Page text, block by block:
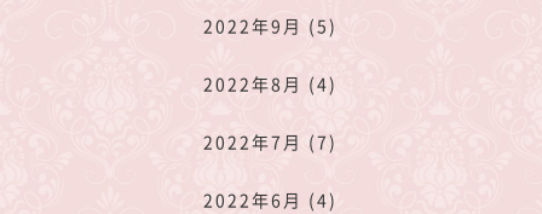
2022年9月 (5)
2022年8月 (4)
2022年7月 (7)
2022年6月 (4)